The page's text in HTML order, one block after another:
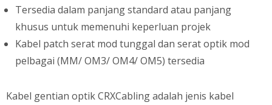
Tersedia dalam panjang standard atau panjang
khusus untuk memenuhi keperluan projek
Kabel patch serat mod tunggal dan serat optik mod
pelbagai (MM/ OM3/ OM4/ OM5) tersedia
Kabel gentian optik CRXCabling adalah jenis kabel